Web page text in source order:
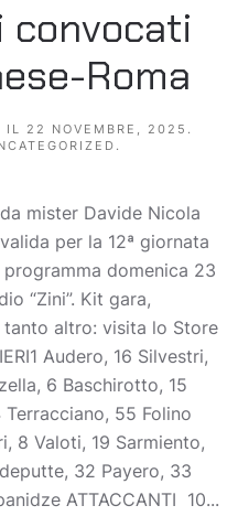
convocati
Roma
IL 22 NOVEMBRE, 2025 .
.
mister Davide Nicola
per la 12ª giornata
domenica 23
“Zini”. Kit gara,
altro: visita lo Store
Audero, 16 Silvestri,
6 Baschirotto, 15
55 Folino
8 Valoti, 19 Sarmiento,
32 Payero, 33
ATTACCANTI 10...